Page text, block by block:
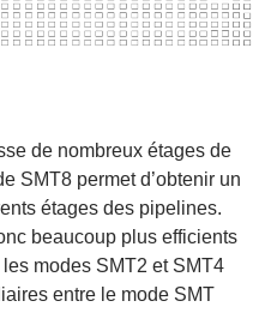
de nombreux étages de
SMT8 permet d’obtenir un
étages des pipelines.
beaucoup plus efficients
modes SMT2 et SMT4
entre le mode SMT